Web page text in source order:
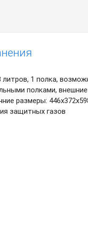
литров, 1 полка,
полками,
размеры:
защитных газов